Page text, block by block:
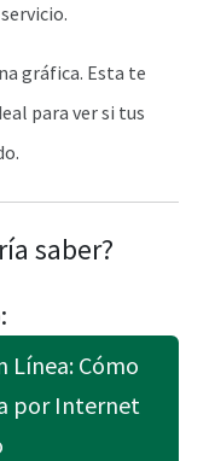
gráfica. Esta te
para ver si tus
saber?
Línea: Cómo
por Internet